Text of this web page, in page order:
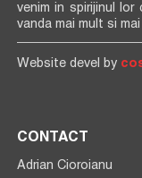
venim in spirijinul
vanda mai mult si mai
Website devel by
CONTACT
Adrian Cioroianu